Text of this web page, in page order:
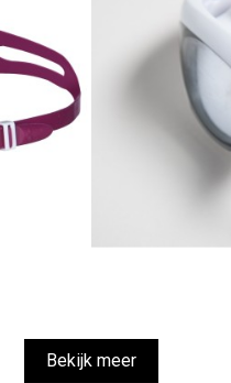
Bekijk meer